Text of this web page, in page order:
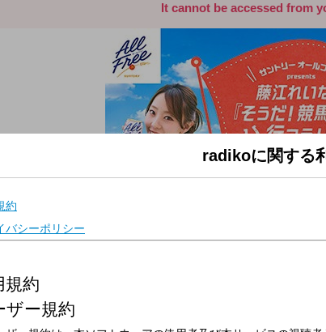
It cannot be accessed from
放送時間
2026年6月8日（月）21:30～21:55
radikoに関する